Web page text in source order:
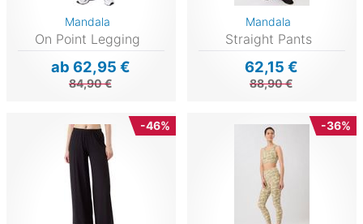
Mandala
On Point Legging
ab 62,95 €
84,90 €
Mandala
Straight Pants
62,15 €
88,90 €
-46% -36%